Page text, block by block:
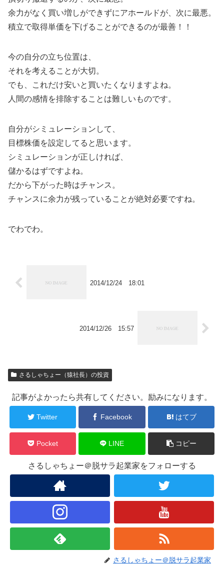
余力がなく買い増しができずにアホールドが、次に最悪。
積立で取得単価を下げることができるのが最善！！
今の自分の立ち位置は、
それを考えることが大切。
でも、これだけ安いと買いたくなりますよね。
人間の感情を排除することは難しいものです。
自分がシミュレーションして、
目標株価を設定してると思います。
シミュレーションが正しければ、
儲かるはずですよね。
だから下がった時はチャンス。
チャンスに余力が残っていることが絶対必要ですね。
でわでわ。
2014/12/24 18:01
2014/12/26 15:57
さるしゃちょー（猿社長）の投資
記事がよかったら共有してください。励みになります。
Twitter Facebook はてブ
Pocket LINE コピー
さるしゃちょー＠脱サラ起業家をフォローする
さるしゃちょー＠脱サラ起業家